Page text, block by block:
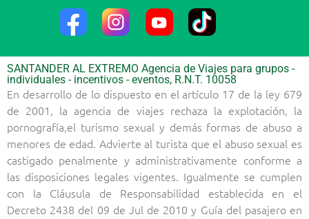
SANTANDER AL EXTREMO Agencia de Viajes para grupos -
individuales - incentivos - eventos, R.N.T. 10058
En desarrollo de lo dispuesto en el artículo 17 de la ley 679
de 2001, la agencia de viajes rechaza la explotación, la
pornografía,el turismo sexual y demás formas de abuso a
menores de edad. Advierte al turista que el abuso sexual es
castigado penalmente y administrativamente conforme a
las disposiciones legales vigentes. Igualmente se cumplen
con la Cláusula de Responsabilidad establecida en el
Decreto 2438 del 09 de Jul de 2010 y Guía del pasajero en